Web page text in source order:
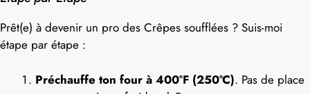
Prêt(e) à devenir un pro des Crêpes soufflées ? Suis-moi
étape par étape :
Préchauffe ton four à 400°F (250°C). Pas de place